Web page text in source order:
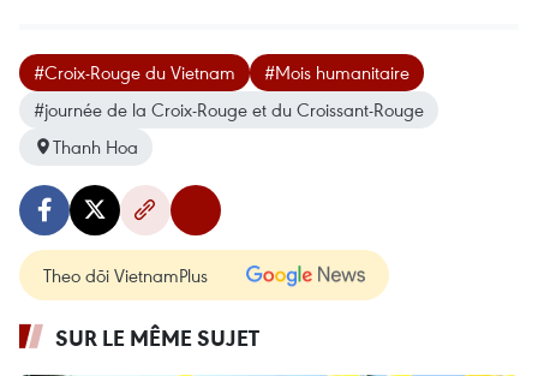
#Croix-Rouge du Vietnam
#Mois humanitaire
#journée de la Croix-Rouge et du Croissant-Rouge
Thanh Hoa
Theo dõi VietnamPlus
SUR LE MÊME SUJET